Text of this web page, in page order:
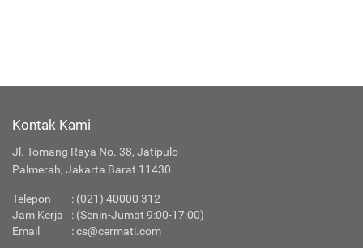
Kontak Kami
Jl. Tomang Raya No. 38, Jatipulo
Palmerah, Jakarta Barat 11430
Telepon : (021) 40000 312
Jam Kerja
: (Senin-Jumat 9:00-17:00)
Email
:cs@cermati.com